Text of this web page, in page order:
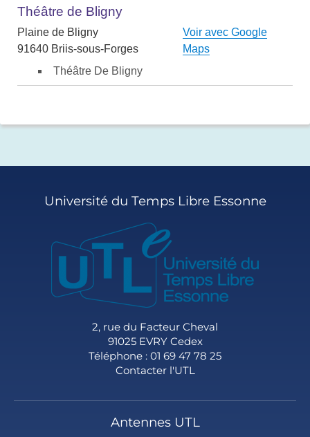
Théâtre de Bligny
Voir avec Google
Maps
Plaine de Bligny
91640 Briis-sous-Forges
Théâtre De Bligny
Université du Temps Libre Essonne
2, rue du Facteur Cheval
91025 EVRY Cedex
Téléphone : 01 69 47 78 25
Contacter l'UTL
Antennes UTL